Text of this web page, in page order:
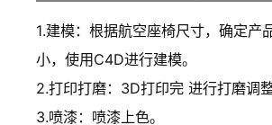
1.建模：根据航空座椅尺寸，确定产
小，使用C4D进行建模。
2.打印打磨：3D打印完 进行打磨调整
3.喷漆：喷漆上色。